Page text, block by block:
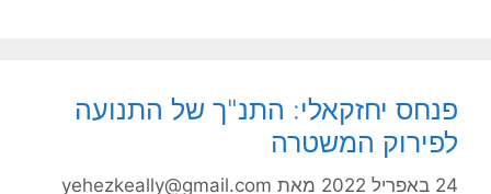
פנחס יחזקאלי: התנ"ך של התנועה
לפירוק המשטרה
24 באפריל 2022 מאת yehezkeally@gmail.com